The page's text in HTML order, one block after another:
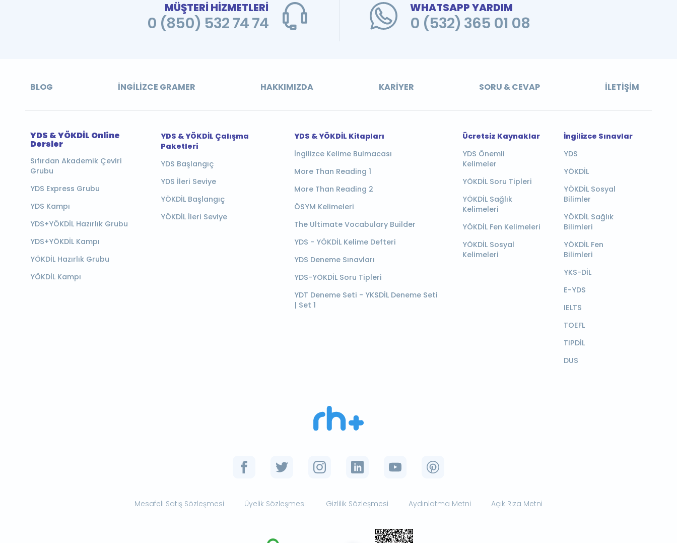
MÜŞTERİ HİZMETLERİ
0 (850) 532 74 74
WHATSAPP YARDIM
0 (532) 365 01 08
BLOG İNGILIZCE GRAMER HAKKIMIZDA KARIYER SORU & CEVAP İLETIŞIM
YDS & YÖKDİL Online
Dersler
Sıfırdan Akademik Çeviri
Grubu
YDS Express Grubu
YDS Kampı
YDS+YÖKDİL Hazırlık Grubu
YDS+YÖKDİL Kampı
YÖKDİL Hazırlık Grubu
YÖKDİL Kampı
YDS & YÖKDİL Çalışma
Paketleri
YDS Başlangıç
YDS İleri Seviye
YÖKDİL Başlangıç
YÖKDİL İleri Seviye
YDS & YÖKDİL Kitapları
İngilizce Kelime Bulmacası
More Than Reading 1
More Than Reading 2
ÖSYM Kelimeleri
The Ultimate Vocabulary Builder
YDS - YÖKDİL Kelime Defteri
YDS Deneme Sınavları
YDS-YÖKDİL Soru Tipleri
YDT Deneme Seti - YKSDİL Deneme Seti
| Set 1
Ücretsiz Kaynaklar
YDS Önemli
Kelimeler
YÖKDİL Soru Tipleri
YÖKDİL Sağlık
Kelimeleri
YÖKDİL Fen Kelimeleri
YÖKDİL Sosyal
Kelimeleri
İngilizce Sınavlar
YDS
YÖKDİL
YÖKDİL Sosyal
Bilimler
YÖKDİL Sağlık
Bilimleri
YÖKDİL Fen
Bilimleri
YKS-DİL
E-YDS
IELTS
TOEFL
TIPDİL
DUS
Mesafeli Satış Sözleşmesi Üyelik Sözleşmesi Gizlilik Sözleşmesi Aydınlatma Metni Açık Rıza Metni